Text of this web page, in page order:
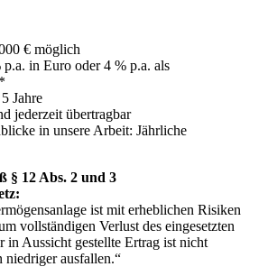
€ möglich
in Euro oder 4 % p.a. als
Jahre
jederzeit übertragbar
in unsere Arbeit: Jährliche
§ 12 Abs. 2 und 3
ist mit erheblichen Risiken
vollständigen Verlust des eingesetzten
in Aussicht gestellte Ertrag ist nicht
niedriger ausfallen.“